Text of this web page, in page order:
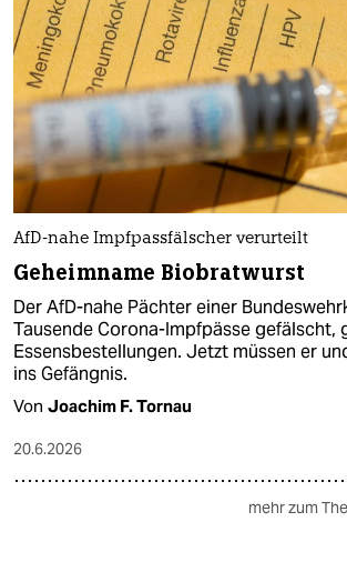
AfD-nahe Impfpassfälscher verurteilt
Geheimname Biobratwurst
Der AfD-nahe Pächter einer
Tausende Corona-Impfpässe gefälscht,
Essensbestellungen. Jetzt müssen er
ins Gefängnis.
Von Joachim F. Tornau
20.6.2026
mehr zum